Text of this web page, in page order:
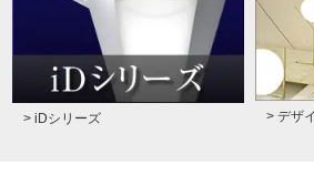
> iDシリーズ > デザ